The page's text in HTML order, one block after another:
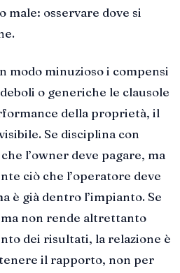
male: osservare dove si
modo minuzioso i compensi
o generiche le clausole
della proprietà, il
Se disciplina con
l’owner deve pagare, ma
ciò che l’operatore deve
è già dentro l’impianto. Se
ma non rende altrettanto
dei risultati, la relazione è
il rapporto, non per